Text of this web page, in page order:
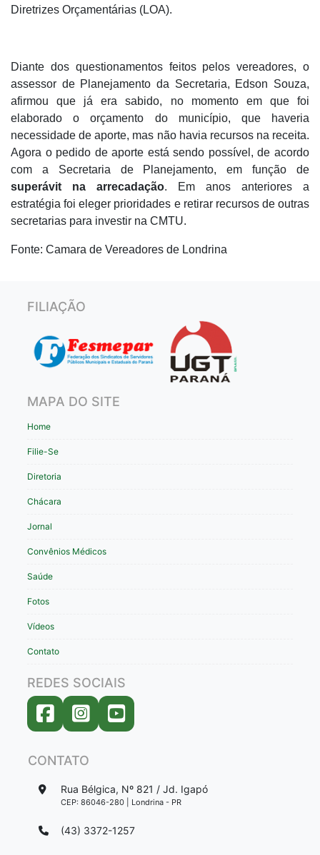
Diretrizes Orçamentárias (LOA).
Diante dos questionamentos feitos pelos vereadores, o
assessor de Planejamento da Secretaria, Edson Souza,
afirmou que já era sabido, no momento em que foi
elaborado o orçamento do município, que haveria
necessidade de aporte, mas não havia recursos na receita.
Agora o pedido de aporte está sendo possível, de acordo
com a Secretaria de Planejamento, em função de
superávit na arrecadação. Em anos anteriores a
estratégia foi eleger prioridades e retirar recursos de outras
secretarias para investir na CMTU.
Fonte: Camara de Vereadores de Londrina
FILIAÇÃO
MAPA DO SITE
Home
Filie-Se
Diretoria
Chácara
Jornal
Convênios Médicos
Saúde
Fotos
Vídeos
Contato
REDES SOCIAIS
CONTATO
Rua Bélgica, Nº 821 / Jd. Igapó
CEP: 86046-280 | Londrina - PR
(43) 3372-1257